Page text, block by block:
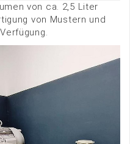
von ca. 2,5 Liter
von Mustern und